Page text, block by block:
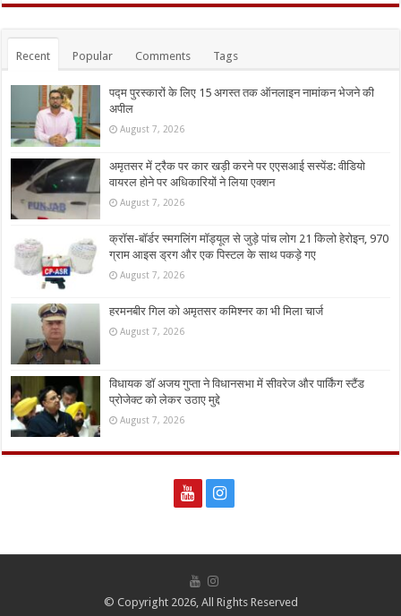
Recent Popular Comments Tags
पद्म पुरस्कारों के लिए 15 अगस्त तक ऑनलाइन नामांकन भेजने की
अपील
August 7, 2026
अमृतसर में ट्रैक पर कार खड़ी करने पर एएसआई सस्पेंड: वीडियो
वायरल होने पर अधिकारियों ने लिया एक्शन
August 7, 2026
क्रॉस-बॉर्डर स्मगलिंग मॉड्यूल से जुड़े पांच लोग 21 किलो हेरोइन, 970
ग्राम आइस ड्रग और एक पिस्टल के साथ पकड़े गए
August 7, 2026
हरमनबीर गिल को अमृतसर कमिश्नर का भी मिला चार्ज
August 7, 2026
विधायक डॉ अजय गुप्ता ने विधानसभा में सीवरेज और पार्किंग स्टैंड
प्रोजेक्ट को लेकर उठाए मुद्दे
August 7, 2026
© Copyright 2026, All Rights Reserved